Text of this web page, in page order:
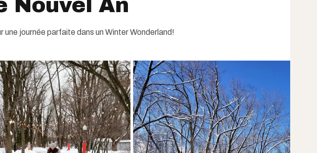
Nouvel An
une journée parfaite dans un Winter Wonderland!